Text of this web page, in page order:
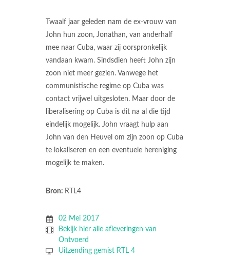
Twaalf jaar geleden nam de ex-vrouw van
John hun zoon, Jonathan, van anderhalf
mee naar Cuba, waar zij oorspronkelijk
vandaan kwam. Sindsdien heeft John zijn
zoon niet meer gezien. Vanwege het
communistische regime op Cuba was
contact vrijwel uitgesloten. Maar door de
liberalisering op Cuba is dit na al die tijd
eindelijk mogelijk. John vraagt hulp aan
John van den Heuvel om zijn zoon op Cuba
te lokaliseren en een eventuele hereniging
mogelijk te maken.
Bron: RTL4
02 Mei 2017
Bekijk hier alle afleveringen van
Ontvoerd
Uitzending gemist RTL 4